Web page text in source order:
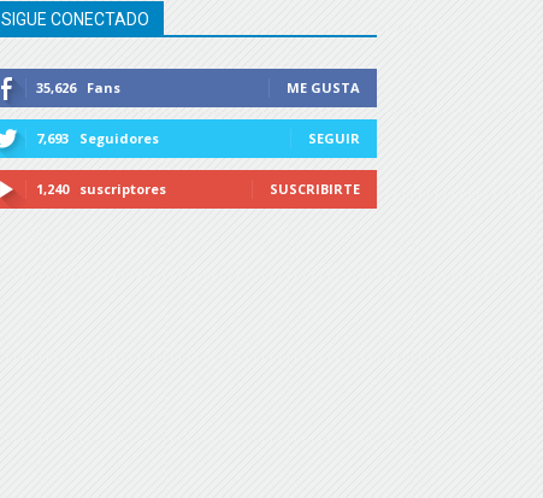
SIGUE CONECTADO
35,626 Fans ME GUSTA
7,693 Seguidores SEGUIR
1,240 suscriptores SUSCRIBIRTE